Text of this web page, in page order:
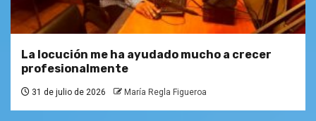
La locución me ha ayudado mucho a crecer
profesionalmente
31 de julio de 2026 María Regla Figueroa